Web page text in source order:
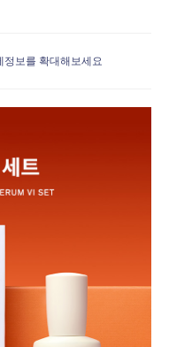
정보를 확대해보세요